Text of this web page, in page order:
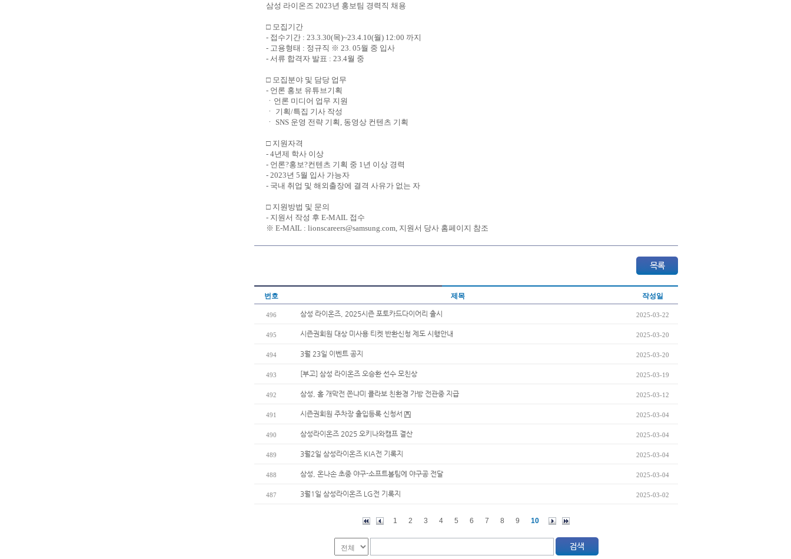
삼성 라이온즈 2023년 홍보팀 경력직 채용
□ 모집기간
- 접수기간 : 23.3.30(목)~23.4.10(월) 12:00 까지
- 고용형태 : 정규직 ※ 23. 05월 중 입사
- 서류 합격자 발표 : 23.4월 중
□ 모집분야 및 담당 업무
- 언론 홍보 유튜브기획
ㆍ언론 미디어 업무 지원
ㆍ 기획/특집 기사 작성
ㆍ SNS 운영 전략 기획, 동영상 컨텐츠 기획
□ 지원자격
- 4년제 학사 이상
- 언론?홍보?컨텐츠 기획 중 1년 이상 경력
- 2023년 5월 입사 가능자
- 국내 취업 및 해외출장에 결격 사유가 없는 자
□ 지원방법 및 문의
- 지원서 작성 후 E-MAIL 접수
※ E-MAIL : lionscareers@samsung.com, 지원서 당사 홈페이지 참조
번호 제목 작성일
496 삼성 라이온즈, 2025시즌 포토카드다이어리 출시 2025-03-22
495 시즌권회원 대상 미사용 티켓 반환신청 제도 시행안내 2025-03-20
494 3월 23일 이벤트 공지 2025-03-20
493 [부고] 삼성 라이온즈 오승환 선수 모친상 2025-03-19
492 삼성, 홈 개막전 쫀냐미 콜라보 친환경 가방 전관중 지급 2025-03-12
491 시즌권회원 주차장 출입등록 신청서 2025-03-04
490 삼성라이온즈 2025 오키나와캠프 결산 2025-03-04
489 3월2일 삼성라이온즈 KIA전 기록지 2025-03-04
488 삼성, 온나손 초중 야구-소프트볼팀에 야구공 전달 2025-03-04
487 3월1일 삼성라이온즈 LG전 기록지 2025-03-02
1 2 3 4 5 6 7 8 9 10